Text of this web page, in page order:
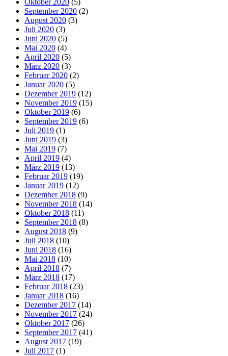
Oktober 2020 (5)
September 2020 (2)
August 2020 (3)
Juli 2020 (3)
Juni 2020 (5)
Mai 2020 (4)
April 2020 (5)
März 2020 (3)
Februar 2020 (2)
Januar 2020 (5)
Dezember 2019 (12)
November 2019 (15)
Oktober 2019 (6)
September 2019 (6)
Juli 2019 (1)
Juni 2019 (3)
Mai 2019 (7)
April 2019 (4)
März 2019 (13)
Februar 2019 (19)
Januar 2019 (12)
Dezember 2018 (9)
November 2018 (14)
Oktober 2018 (11)
September 2018 (8)
August 2018 (9)
Juli 2018 (10)
Juni 2018 (16)
Mai 2018 (10)
April 2018 (7)
März 2018 (17)
Februar 2018 (23)
Januar 2018 (16)
Dezember 2017 (14)
November 2017 (24)
Oktober 2017 (26)
September 2017 (41)
August 2017 (19)
Juli 2017 (1)